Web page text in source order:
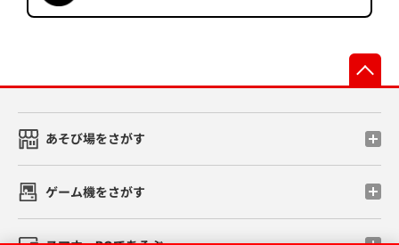
あそび場をさがす
ゲーム機をさがす